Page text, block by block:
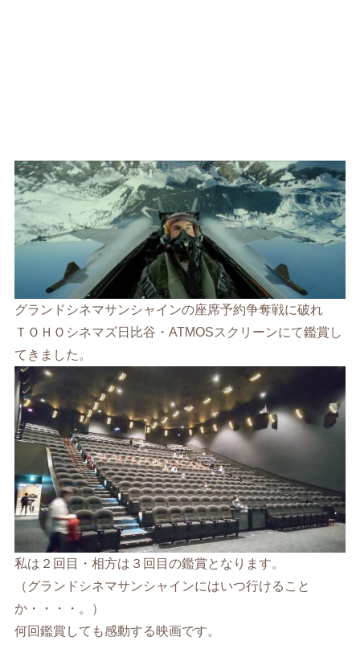
グランドシネマサンシャインの座席予約争奪戦に破れ
ＴＯＨＯシネマズ日比谷・ATMOSスクリーンにて鑑賞し
てきました。
私は２回目・相方は３回目の鑑賞となります。
（グランドシネマサンシャインにはいつ行けること
か・・・・。）
何回鑑賞しても感動する映画です。